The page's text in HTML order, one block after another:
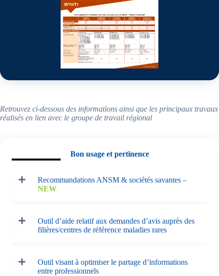
Retrouvez ci-dessous des informations ainsi que les principaux travaux
réalisés en lien avec le groupe de travail régional
Bon usage et pertinence
Recommandations ANSM & sociétés savantes –
NEW
Outil d’aide relatif aux demandes d’avis auprès des
filières/centres de référence maladies rares
Outil visant à optimiser le partage d’informations
entre professionnels